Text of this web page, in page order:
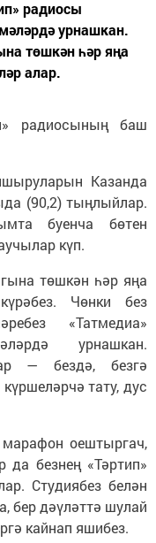
радиосы
урнашкан.
төшкән һәр яңа
алар.
радиосының баш
Казанда
(90,2) тыңлыйлар.
буенча бөтен
күп.
гына төшкән һәр яңа
Чөнки без
«Татмедиа»
урнашкан.
— бездә, безгә
тату, дус
марафон оештыргач,
да безнең «Тәртип»
Студиябез белән
бер дәүләттә шулай
кайнап яшибез.